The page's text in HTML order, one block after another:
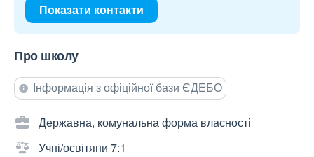
Показати контакти
Про школу
Інформація з офіційної бази ЄДЕБО
Державна, комунальна форма власності
Учні/освітяни 7:1